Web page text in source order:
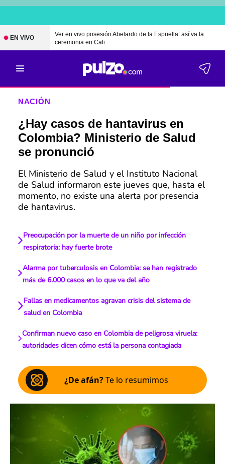
EN VIVO
Ver en vivo posesión Abelardo de la Espriella: así va la
ceremonia en Cali
NACIÓN
¿Hay casos de hantavirus en
Colombia? Ministerio de Salud
se pronunció
El Ministerio de Salud y el Instituto Nacional
de Salud informaron este jueves que, hasta el
momento, no existe una alerta por presencia
de hantavirus.
Preocupación por la muerte de un niño por infección
respiratoria: hay fuerte brote
Alarma por tuberculosis en Colombia: se han registrado
más de 6.000 casos en lo que va del año
Fallas en medicamentos agravan crisis del sistema de
salud en Colombia
Confirman nuevo caso en Colombia de peligrosa viruela:
autoridades dicen cómo está la persona contagiada
¿De afán?Te lo resumimos